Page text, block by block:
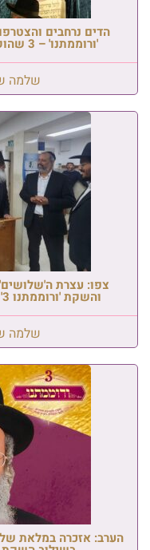
הדים נרחבים
'ורוממתנו' – 3 שהוקדש לזכרו של הגר"י ג'רפי זצ"ל
שלמה
צפו: עצרת
והשקת 'ורוממתנו 3' במעמד ראש המוסדות שליט"א
שלמה
הערב: אזכרה במלאת